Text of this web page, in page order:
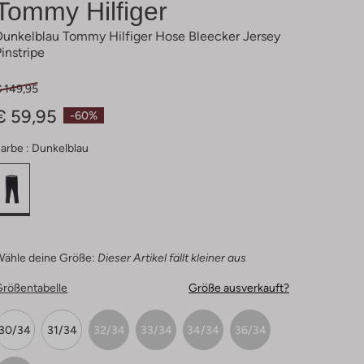
Hilfiger
Tommy Hilfiger Hose Bleecker Jersey
-60%
149,95
59,95
: Dunkelblau
deine Größe: Dieser Artikel fällt kleiner aus
Größe ausverkauft?
34 31/34 32/34 33/34 34/34 36/34